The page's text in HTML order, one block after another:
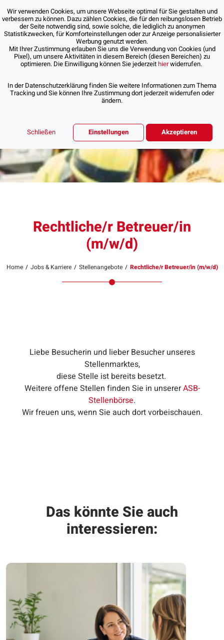
Rechtliche/r Betreuer/in
(m/w/d)
Home / Jobs & Karriere / Stellenangebote / Rechtliche/r Betreuer/in (m/w/d)
Liebe Besucherin und lieber Besucher unseres
Stellenmarktes,
diese Stelle ist bereits besetzt.
Weitere offene Stellen finden Sie in unsererASB-
Stellenbörse.
Wir freuen uns, wenn Sie auch dort vorbeischauen.
Das könnte Sie auch
interessieren:
Wir verwenden Cookies, um unsere Webseite optimal für Sie gestalten und
verbessern zu können. Dazu zählen Cookies, die für den reibungslosen Betrieb
der Seite notwendig sind, sowie solche, die lediglich zu anonymen
Statistikzwecken, für Komforteinstellungen oder zur Anzeige personalisierter
Werbung genutzt werden.
Mit Ihrer Zustimmung erlauben Sie uns die Verwendung von Cookies (und
Pixel), um unsere Aktivitäten in diesem Bereich (diesen Bereichen) zu
optimieren. Die Einwilligung können Sie jederzeithierwiderrufen.
In der Datenschutzerklärung finden Sie weitere Informationen zum Thema
Tracking und Sie können Ihre Zustimmung dort jederzeit widerrufen oder
ändern.
Schließen Einstellungen Akzeptieren